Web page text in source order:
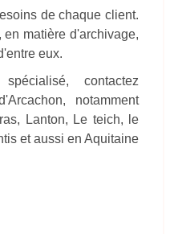
de chaque client.
matière d'archivage,
eux.
contactez
notamment
Lanton, Le teich, le
et aussi en Aquitaine